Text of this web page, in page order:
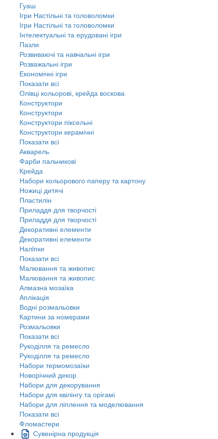
Гуаш
Ігри Настільні та головоломки
Ігри Настільні та головоломки
Інтелектуальні та ерудовані ігри
Пазли
Розвиваючі та навчальні ігри
Розважальні ігри
Економічні ігри
Показати всі
Олівці кольорові, крейда воскова
Конструктори
Конструктори
Конструктори піксельні
Конструктори керамічні
Показати всі
Акварель
Фарби пальчикові
Крейда
Набори кольорового паперу та картону
Ножиці дитячі
Пластилін
Приладдя для творчості
Приладдя для творчості
Декоративні елементи
Декоративні елементи
Налiпки
Показати всі
Малювання та живопис
Малювання та живопис
Алмазна мозаїка
Аплікація
Водні розмальовки
Картини за номерами
Розмальовки
Показати всі
Рукоділля та ремесло
Рукоділля та ремесло
Набори термомозаїки
Новорічний декор
Набори для декорування
Набори для квілінгу та орігамі
Набори для ліплення та моделювання
Показати всі
Фломастери
Сувенірна продукція